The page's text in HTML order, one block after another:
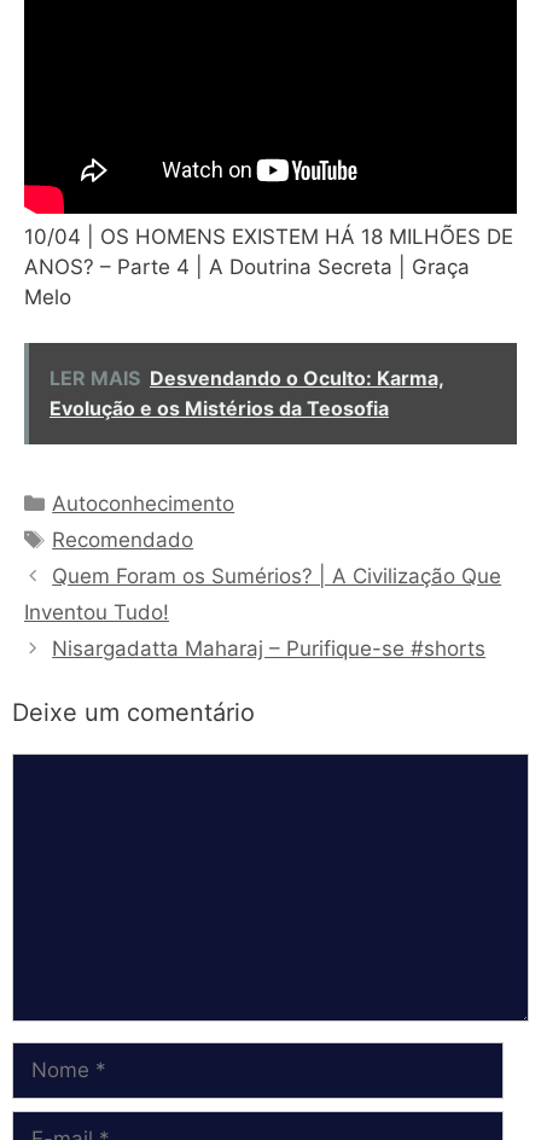
10/04 | OS HOMENS EXISTEM HÁ 18 MILHÕES DE
ANOS? – Parte 4 | A Doutrina Secreta | Graça
Melo
LER MAIS Desvendando o Oculto: Karma,
Evolução e os Mistérios da Teosofia
Categorias
Autoconhecimento
Tags
Recomendado
Quem Foram os Sumérios? | A Civilização Que
Inventou Tudo!
Nisargadatta Maharaj – Purifique-se #shorts
Deixe um comentário